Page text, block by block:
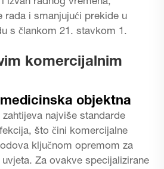
rada i smanjujući prekide u
s člankom 21. stavkom 1.
komercijalnim
objektna
najviše standarde
što čini komercijalne
ključnom opremom za
Za ovakve specijalizirane